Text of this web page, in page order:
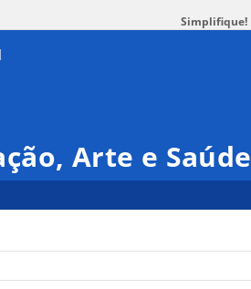
Simplifique!
Arte e Saúde